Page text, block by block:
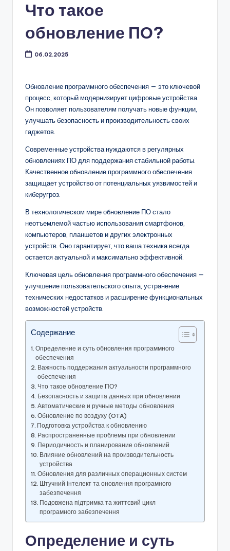
Что такое
обновление ПО?
06.02.2025
Обновление программного обеспечения — это ключевой
процесс, который модернизирует цифровые устройства.
Он позволяет пользователям получать новые функции,
улучшать безопасность и производительность своих
гаджетов.
Современные устройства нуждаются в регулярных
обновлениях ПО для поддержания стабильной работы.
Качественное обновление программного обеспечения
защищает устройство от потенциальных уязвимостей и
киберугроз.
В технологическом мире обновление ПО стало
неотъемлемой частью использования смартфонов,
компьютеров, планшетов и других электронных
устройств. Оно гарантирует, что ваша техника всегда
остается актуальной и максимально эффективной.
Ключевая цель обновления программного обеспечения —
улучшение пользовательского опыта, устранение
технических недостатков и расширение функциональных
возможностей устройств.
Содержание
Определение и суть обновления программного
обеспечения
Важность поддержания актуальности программного
обеспечения
Что такое обновление ПО?
Безопасность и защита данных при обновлении
Автоматические и ручные методы обновления
Обновление по воздуху (OTA)
Подготовка устройства к обновлению
Распространенные проблемы при обновлении
Периодичность и планирование обновлений
Влияние обновлений на производительность
устройства
Обновления для различных операционных систем
Штучний інтелект та оновлення програмного
забезпечення
Подовжена підтримка та життєвий цикл
програмного забезпечення
Определение и суть